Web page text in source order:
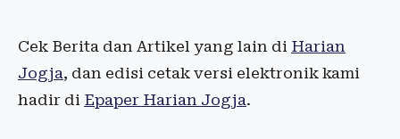
Cek Berita dan Artikel yang lain di Harian
Jogja, dan edisi cetak versi elektronik kami
hadir di Epaper Harian Jogja.